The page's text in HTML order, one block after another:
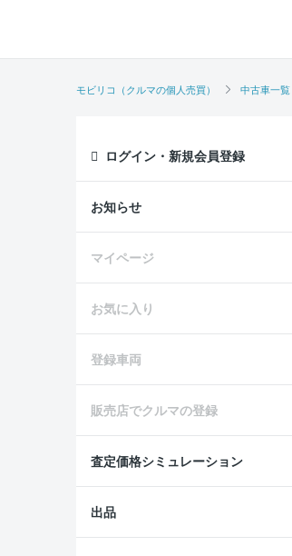
モビリコ（クルマの個人売買） 中古車一覧
ログイン・新規会員登録
お知らせ
マイページ
お気に入り
登録車両
販売店でクルマの登録
査定価格シミュレーション
出品